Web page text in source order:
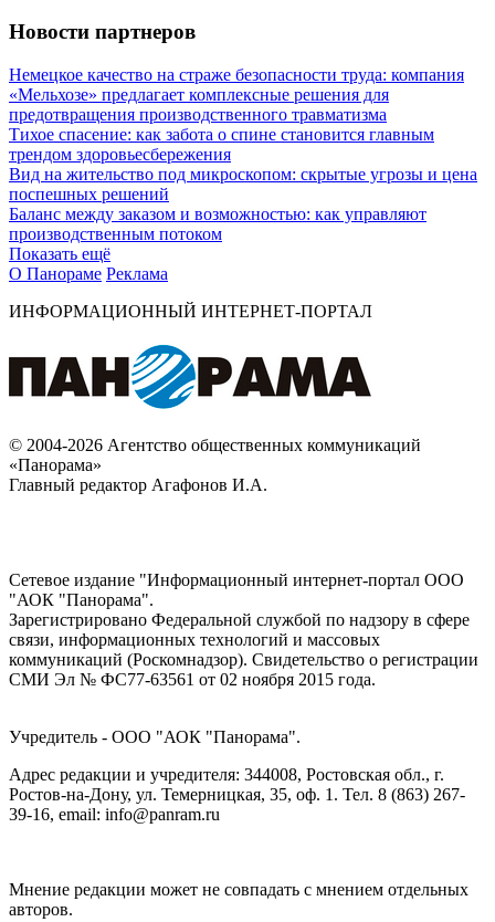
Новости партнеров
Немецкое качество на страже безопасности труда: компания
«Мельхозе» предлагает комплексные решения для
предотвращения производственного травматизма
Тихое спасение: как забота о спине становится главным
трендом здоровьесбережения
Вид на жительство под микроскопом: скрытые угрозы и цена
поспешных решений
Баланс между заказом и возможностью: как управляют
производственным потоком
Показать ещё
О Панораме Реклама
ИНФОРМАЦИОННЫЙ ИНТЕРНЕТ-ПОРТАЛ
© 2004-2026 Агентство общественных коммуникаций
«Панорама»
Главный редактор Агафонов И.А.
Сетевое издание "Информационный интернет-портал ООО
"АОК "Панорама".
Зарегистрировано Федеральной службой по надзору в сфере
связи, информационных технологий и массовых
коммуникаций (Роскомнадзор). Cвидетельство о регистрации
СМИ Эл № ФС77-63561 от 02 ноября 2015 года.
Учредитель - ООО "АОК "Панорама".
Адрес редакции и учредителя: 344008, Ростовская обл., г.
Ростов-на-Дону, ул. Темерницкая, 35, оф. 1. Тел. 8 (863) 267-
39-16, email: info@panram.ru
Мнение редакции может не совпадать с мнением отдельных
авторов.